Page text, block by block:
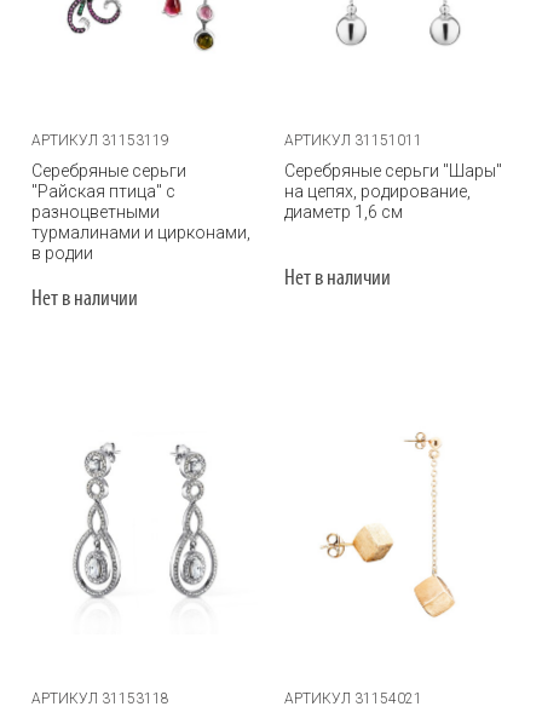
АРТИКУЛ 31153119
Серебряные серьги
"Райская птица" с
разноцветными
турмалинами и цирконами,
в родии
Нет в наличии
АРТИКУЛ 31151011
Серебряные серьги "Шары"
на цепях, родирование,
диаметр 1,6 см
Нет в наличии
АРТИКУЛ 31153118 АРТИКУЛ 31154021